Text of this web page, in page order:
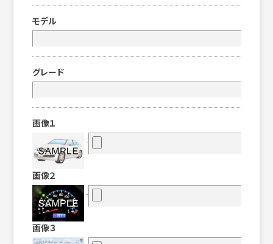
モデル
グレード
画像１
画像２
画像３